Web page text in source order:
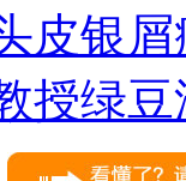
皮银
授绿